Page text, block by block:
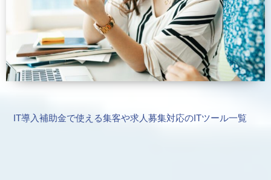
IT導入補助金で使える集客や求人募集対応のITツール一覧